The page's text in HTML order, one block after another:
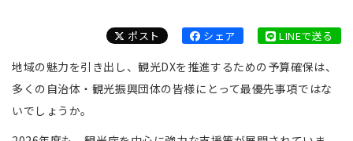
ポスト シェア LINEで送る
地域の魅力を引き出し、観光DXを推進するための予算確保は、
多くの自治体・観光振興団体の皆様にとって最優先事項ではな
いでしょうか。